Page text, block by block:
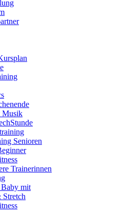
Musik
Senioren
Trainerinnen
mit